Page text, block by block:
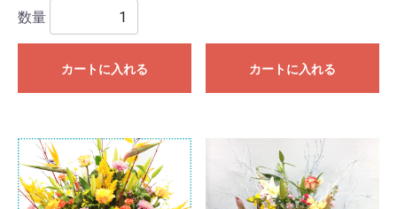
数量
カートに入れる カートに入れる